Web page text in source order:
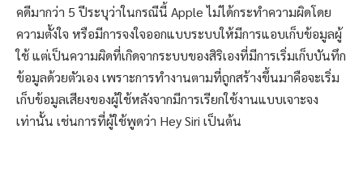
คดีมากว่า 5 ปีระบุว่าในกรณีนี้ Apple ไม่ได้กระทำความผิดโดย
ความตั้งใจ หรือมีการจงใจออกแบบระบบให้มีการแอบเก็บข้อมูลผู้
ใช้ แต่เป็นความผิดที่เกิดจากระบบของสิริเองที่มีการเริ่มเก็บบันทึก
ข้อมูลด้วยตัวเอง เพราะการทำงานตามที่ถูกสร้างขึ้นมาคือจะเริ่ม
เก็บข้อมูลเสียงของผู้ใช้หลังจากมีการเรียกใช้งานแบบเจาะจง
เท่านั้น เช่นการที่ผู้ใช้พูดว่า Hey Siri เป็นต้น